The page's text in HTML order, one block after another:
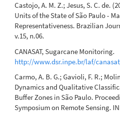
Castojo, A. M. Z.; Jesus, S. C. de.
Units of the State of São Paulo -
Representativeness. Brazilian
v.15, n.06.
CANASAT, Sugarcane Monitoring.
http://www.dsr.inpe.br/laf/
Carmo, A. B. G.; Gavioli, F. R.;
Dynamics and Qualitative
Buffer Zones in São Paulo.
Symposium on Remote Sensing.